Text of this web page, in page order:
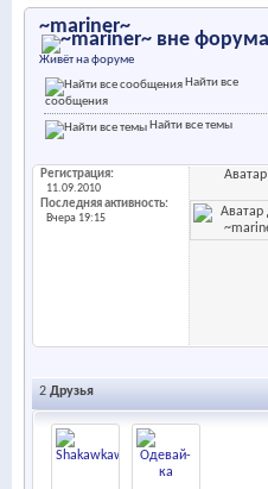
~mariner~
Живёт на форуме
Найти все
сообщения
Найти все темы
Регистрация
11.09.2010
Последняя активность
Вчера 19:15
Аватар
2 Друзья